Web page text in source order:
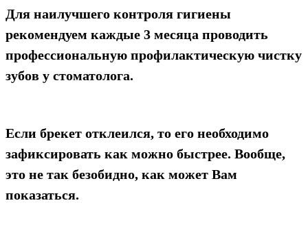
Для наилучшего контроля гигиены
рекомендуем каждые 3 месяца проводить
профессиональную профилактическую чистку
зубов у стоматолога.
Если брекет отклеился, то его необходимо
зафиксировать как можно быстрее. Вообще,
это не так безобидно, как может Вам
показаться.